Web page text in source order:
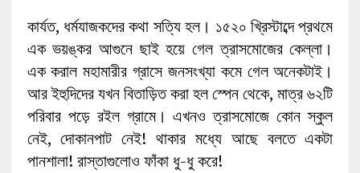
কার্যত, ধর্মযাজকদের কথা সত্যি হল। ১৫২০ খ্রিস্টাব্দে প্রথমে
এক ভয়ঙ্কর আগুনে ছাই হয়ে গেল ত্রাসমোজের কেল্লা।
এক করাল মহামারীর গ্রাসে জনসংখ্যা কমে গেল অনেকটাই।
আর ইহুদিদের যখন বিতাড়িত করা হল স্পেন থেকে, মাত্র ৬২টি
পরিবার পড়ে রইল গ্রামে। এখনও ত্রাসমোজে কোন স্কুল
নেই, দোকানপাট নেই! থাকার মধ্যে আছে বলতে একটা
পানশালা! রাস্তাগুলোও ফাঁকা ধু-ধু করে!